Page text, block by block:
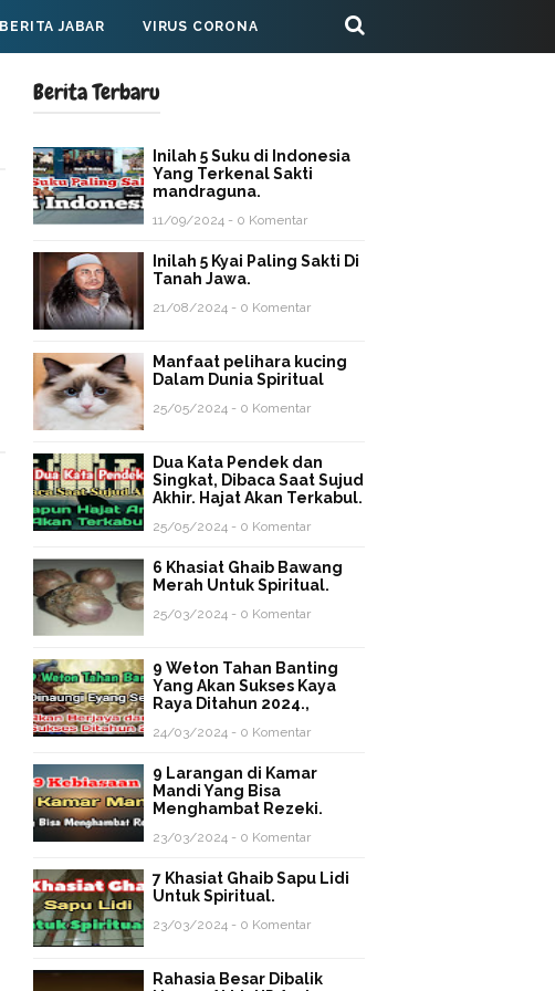
BERITA JABAR VIRUS CORONA
Berita Terbaru
Inilah 5 Suku di Indonesia
Yang Terkenal Sakti
mandraguna.
11/09/2024 - 0 Komentar
Inilah 5 Kyai Paling Sakti Di
Tanah Jawa.
21/08/2024 - 0 Komentar
Manfaat pelihara kucing
Dalam Dunia Spiritual
25/05/2024 - 0 Komentar
Dua Kata Pendek dan
Singkat, Dibaca Saat Sujud
Akhir. Hajat Akan Terkabul.
25/05/2024 - 0 Komentar
6 Khasiat Ghaib Bawang
Merah Untuk Spiritual.
25/03/2024 - 0 Komentar
9 Weton Tahan Banting
Yang Akan Sukses Kaya
Raya Ditahun 2024.,
24/03/2024 - 0 Komentar
9 Larangan di Kamar
Mandi Yang Bisa
Menghambat Rezeki.
23/03/2024 - 0 Komentar
7 Khasiat Ghaib Sapu Lidi
Untuk Spiritual.
23/03/2024 - 0 Komentar
Rahasia Besar Dibalik